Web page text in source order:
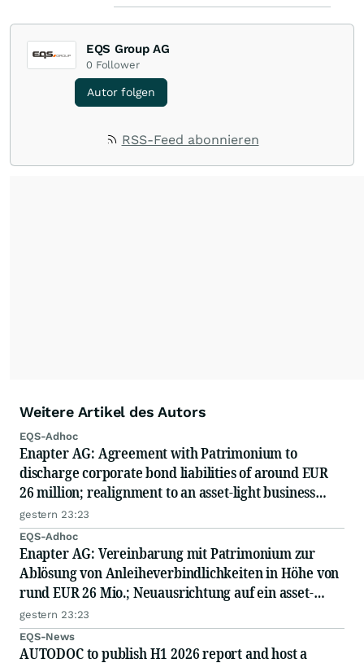
EQS Group AG
0 Follower
Autor folgen
RSS-Feed abonnieren
Weitere Artikel des Autors
EQS-Adhoc
Enapter AG: Agreement with Patrimonium to
discharge corporate bond liabilities of around EUR
26 million; realignment to an asset-light business
model; capital measure planned
gestern 23:23
EQS-Adhoc
Enapter AG: Vereinbarung mit Patrimonium zur
Ablösung von Anleiheverbindlichkeiten in Höhe von
rund EUR 26 Mio.; Neuausrichtung auf ein asset-
light-Geschäftsmodell; geplante Kapitalmaßnahme
gestern 23:23
EQS-News
AUTODOC to publish H1 2026 report and host a